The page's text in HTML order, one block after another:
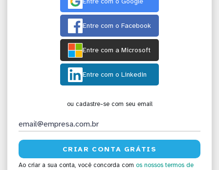
Entre com o Facebook
Entre com a Microsoft
Entre com o Linkedin
ou cadastre-se com seu email
Ao criar a sua conta, você concorda com os nossos termos de